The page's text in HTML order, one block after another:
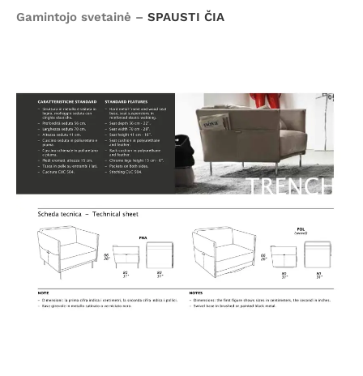
Gamintojo svetainė – SPAUSTI ČIA